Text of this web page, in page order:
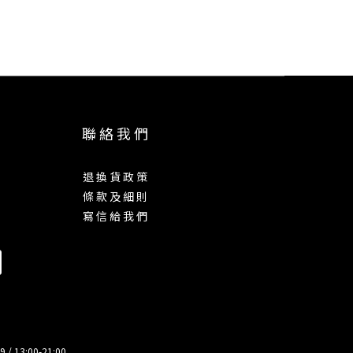
聯 絡 我 們
退 換 貨 政 策
條 款 及 細 則
寫 信 給 我 們